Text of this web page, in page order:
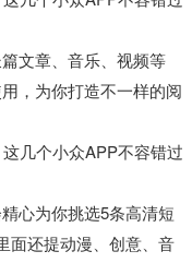
文章、音乐、视频等
，为你打造不一样的阅
心为你挑选5条高清短
面还提动漫、创意、音